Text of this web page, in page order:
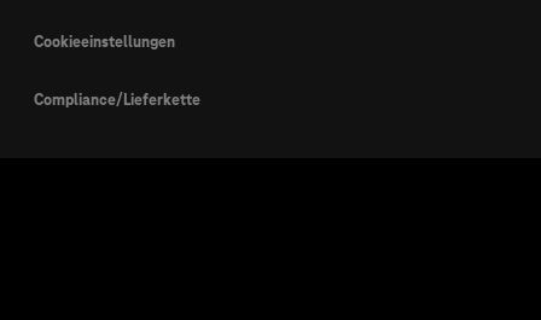
Cookieeinstellungen
Compliance/Lieferkette